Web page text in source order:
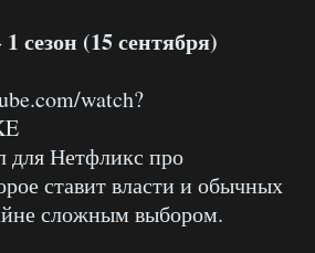
сезон (15 сентября)
watch?
для Нетфликс про
ставит власти и обычных
сложным выбором.